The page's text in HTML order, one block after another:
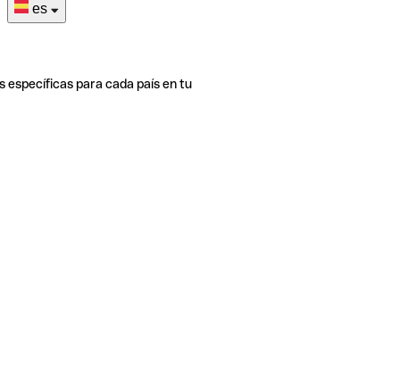
es
específicas para cada país en tu